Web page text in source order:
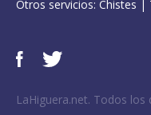
Otros servicios: Chistes |
LaHiguera.net. Todos los